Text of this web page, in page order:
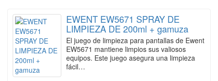
EWENT EW5671 SPRAY DE
LIMPIEZA DE 200ml + gamuza
El juego de limpieza para pantallas de Ewent
EW5671 mantiene limpios sus valiosos
equipos. Este juego asegura una limpieza
fácil…